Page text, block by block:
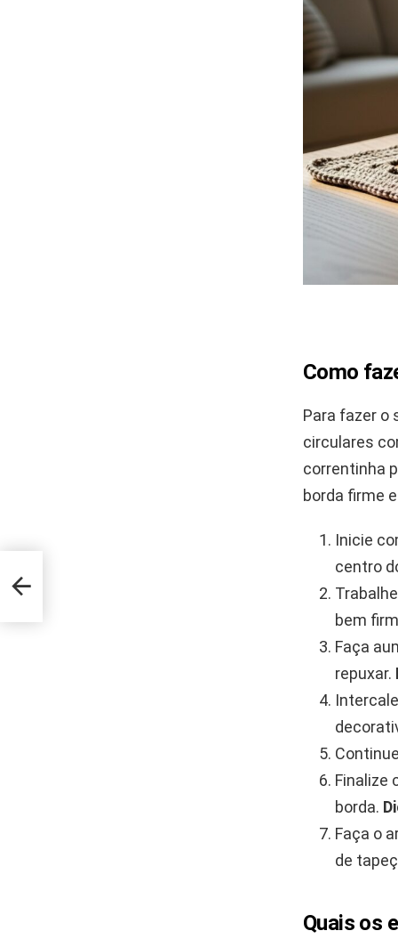
Como
Para fazer o
circulares
correntinha
borda firme
Inicie
centro
bem
Faça
repuxar.
Finalize
borda.
Faça o
de
Quais os